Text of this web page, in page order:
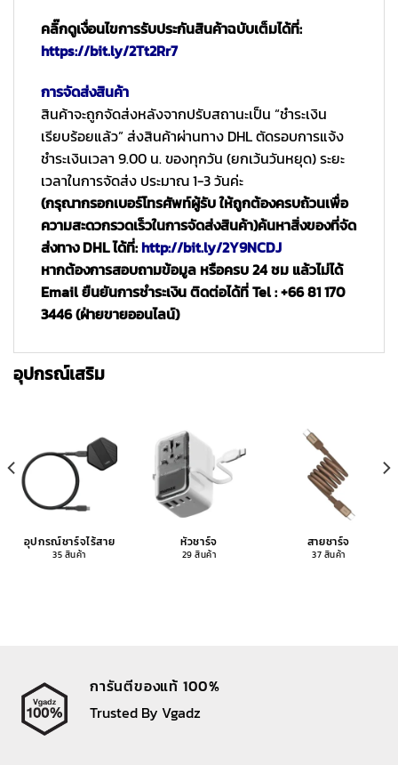
คลิ๊กดูเงื่อนไขการรับประกันสินค้าฉบับเต็มได้ที่:
https://bit.ly/2Tt2Rr7
การจัดส่งสินค้า
สินค้าจะถูกจัดส่งหลังจากปรับสถานะเป็น “ชำระเงิน
เรียบร้อยแล้ว” ส่งสินค้าผ่านทาง DHL ตัดรอบการแจ้ง
ชำระเงินเวลา 9.00 น. ของทุกวัน (ยกเว้นวันหยุด) ระยะ
เวลาในการจัดส่ง ประมาณ 1-3 วันค่ะ
(กรุณากรอกเบอร์โทรศัพท์ผู้รับ ให้ถูกต้องครบถ้วนเพื่อ
ความสะดวกรวดเร็วในการจัดส่งสินค้า)ค้นหาสิ่งของที่จัด
ส่งทาง DHL ได้ที่:http://bit.ly/2Y9NCDJ
หากต้องการสอบถามข้อมูล หรือครบ 24 ชม แล้วไม่ได้
Email ยืนยันการชำระเงิน ติดต่อได้ที่ Tel : +66 81 170
3446 (ฝ่ายขายออนไลน์)
อุปกรณ์เสริม
อุปกรณ์ชาร์จไร้สาย
35 สินค้า
หัวชาร์จ
29 สินค้า
สายชาร์จ
37 สินค้า
การันตีของแท้ 100%
Trusted By Vgadz